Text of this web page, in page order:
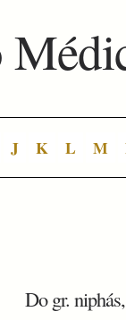
J K L M
Do gr.